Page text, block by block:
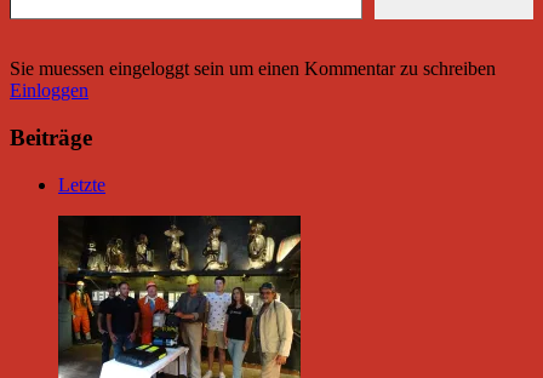
Sie muessen eingeloggt sein um einen Kommentar zu schreiben
Einloggen
Beiträge
Letzte